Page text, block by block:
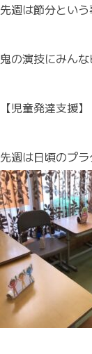
先週は節分とい
鬼の演技にみん
【児童発達支援】
先週は日頃のプ